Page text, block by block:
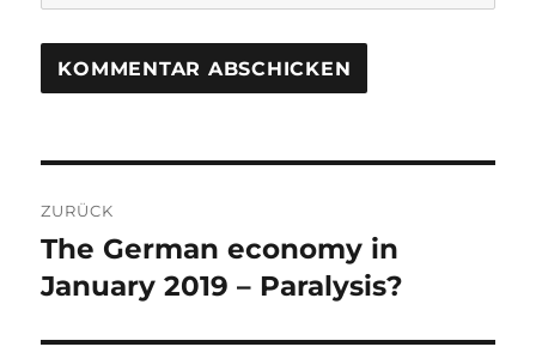
Navigation
ZURÜCK
Vorheriger
Beitrag:
The German economy in
January 2019 – Paralysis?